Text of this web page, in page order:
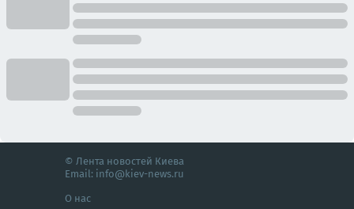
© Лента новостей Киева
Email: info@kiev-news.ru
О нас